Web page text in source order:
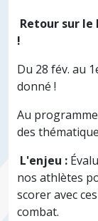
Retour sur le
!
​Du 28 fév. au
donné !
Au
des
L'enjeu :
nos athlètes
scorer avec
combat.